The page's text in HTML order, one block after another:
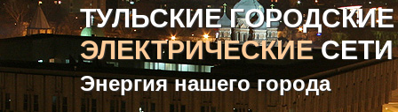
ТУЛЬСКИЕ ГОРОДСКИЕ
ЭЛЕКТРИЧЕСКИЕСЕТИ
Энергия нашего города